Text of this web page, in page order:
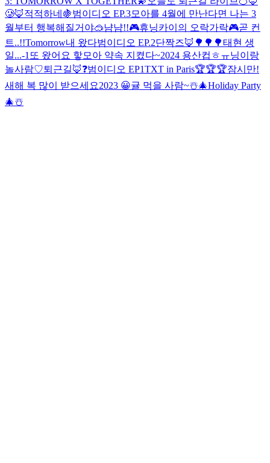
🥲🦊적적하네 🍇범이디오 EP.3모아를 4월에 만난다면 나는 3
월부터 행복해질거야🥽냠냠!!🎮휴닝카이의 오락가락🎮곧 컨
트..!!Tomorrow내 왔다범이디오 EP.2단짝즈🦊 🌳🌳🌳태현 생
일...-1 또 왔어요 핳모아 약속 지켰다~2024 용산컵 ㅎㅠ닝이랑
놀사람♡퇴근길🦊❓️범이디오 EP1TXT in Paris🏆🏆🏆잠시만!
새해 복 많이 받으세요2023 😀귤 먹을 사람~☃️🎄Holiday Party
🎄☃️